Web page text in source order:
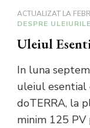
ACTUALIZAT LA
DESPRE
Uleiul
In luna
uleiul esential
doTERRA, la
minim 125 PV